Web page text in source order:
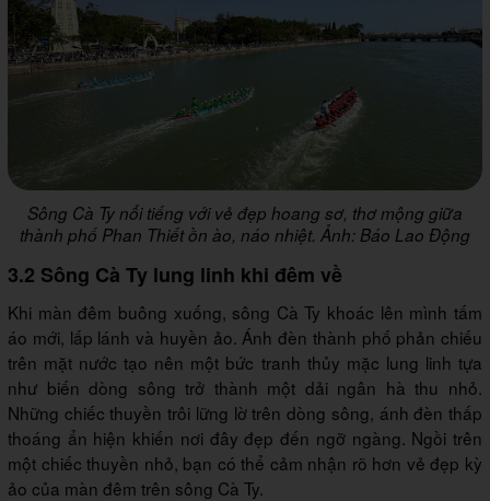
Sông Cà Ty nổi tiếng với vẻ đẹp hoang sơ, thơ mộng giữa
thành phố Phan Thiết ồn ào, náo nhiệt. Ảnh: Báo Lao Động
3.2 Sông Cà Ty lung linh khi đêm về
Khi màn đêm buông xuống, sông Cà Ty khoác lên mình tấm
áo mới, lấp lánh và huyền ảo. Ánh đèn thành phố phản chiếu
trên mặt nước tạo nên một bức tranh thủy mặc lung linh tựa
như biến dòng sông trở thành một dải ngân hà thu nhỏ.
Những chiếc thuyền trôi lững lờ trên dòng sông, ánh đèn thấp
thoáng ẩn hiện khiến nơi đây đẹp đến ngỡ ngàng. Ngồi trên
một chiếc thuyền nhỏ, bạn có thể cảm nhận rõ hơn vẻ đẹp kỳ
ảo của màn đêm trên sông Cà Ty.